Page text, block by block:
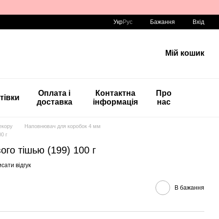
УкрРус Бажання Вхід
Мій кошик
Оплата і
доставка
Контактна
інформація
Про
нас
Наповнювач для коробок 4 мм
г
тішью (199) 100 г
відгук
В бажання